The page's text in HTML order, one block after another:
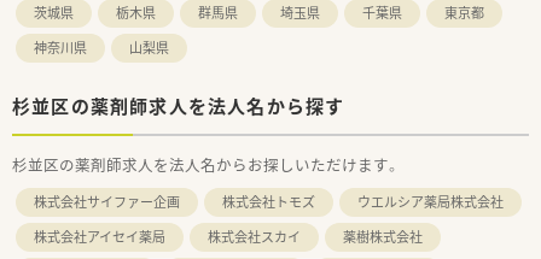
茨城県 栃木県 群馬県 埼玉県 千葉県
東京都
神奈川県
山梨県
杉並区の薬剤師求人を法人名から探す
杉並区の薬剤師求人を法人名からお探しいただけます。
株式会社サイファー企画 株式会社トモズ
ウエルシア薬局株式会社
株式会社アイセイ薬局
株式会社スカイ
薬樹株式会社